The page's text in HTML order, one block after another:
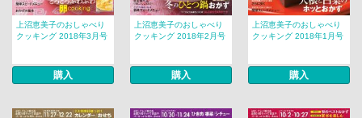
上沼恵美子のおしゃべり
クッキング 2018年3月号
購入
上沼恵美子のおしゃべり
クッキング 2018年2月号
購入
上沼恵美子のおしゃべり
クッキング 2018年1月号
購入